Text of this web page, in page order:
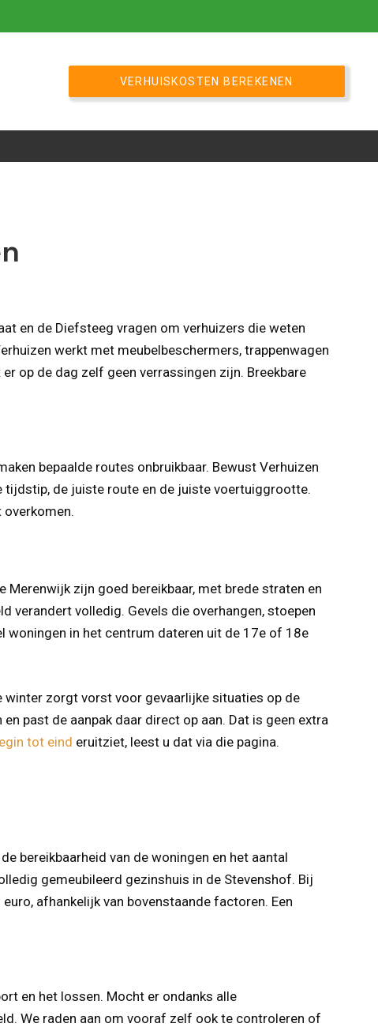
VERHUISKOSTEN BEREKENEN
en de Diefsteeg vragen om verhuizers die weten
werkt met meubelbeschermers, trappenwagen
op de dag zelf geen verrassingen zijn. Breekbare
bepaalde routes onbruikbaar. Bewust Verhuizen
tijdstip, de juiste route en de juiste voertuiggrootte.
Merenwijk zijn goed bereikbaar, met brede straten en
verandert volledig. Gevels die overhangen, stoepen
woningen in het centrum dateren uit de 17e of 18e
winter zorgt vorst voor gevaarlijke situaties op de
past de aanpak daar direct op aan. Dat is geen extra
tot eind eruitziet, leest u dat via die pagina.
bereikbaarheid van de woningen en het aantal
gemeubileerd gezinshuis in de Stevenshof. Bij
afhankelijk van bovenstaande factoren. Een
en het lossen. Mocht er ondanks alle
We raden aan om vooraf zelf ook te controleren of